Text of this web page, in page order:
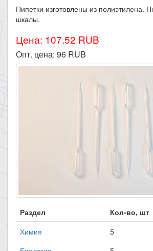
Пипетки изготовлены из полиэтилена.
шкалы.
Цена: 107.52 RUB
Опт. цена: 96 RUB
Раздел
Кол-во, шт
Химия
5